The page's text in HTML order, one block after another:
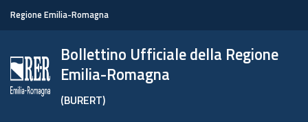
Regione Emilia-Romagna
Bollettino Ufficiale della Regione
Emilia-Romagna
(BURERT)